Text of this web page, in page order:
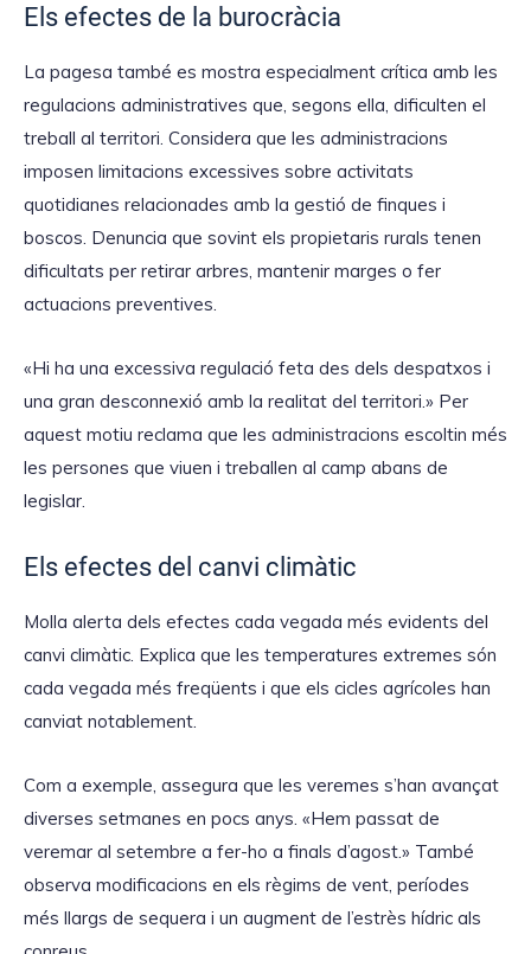
Els efectes de la burocràcia
La pagesa també es mostra especialment crítica amb les
regulacions administratives que, segons ella, dificulten el
treball al territori. Considera que les administracions
imposen limitacions excessives sobre activitats
quotidianes relacionades amb la gestió de finques i
boscos. Denuncia que sovint els propietaris rurals tenen
dificultats per retirar arbres, mantenir marges o fer
actuacions preventives.
«Hi ha una excessiva regulació feta des dels despatxos i
una gran desconnexió amb la realitat del territori.» Per
aquest motiu reclama que les administracions escoltin més
les persones que viuen i treballen al camp abans de
legislar.
Els efectes del canvi climàtic
Molla alerta dels efectes cada vegada més evidents del
canvi climàtic. Explica que les temperatures extremes són
cada vegada més freqüents i que els cicles agrícoles han
canviat notablement.
Com a exemple, assegura que les veremes s’han avançat
diverses setmanes en pocs anys. «Hem passat de
veremar al setembre a fer-ho a finals d’agost.» També
observa modificacions en els règims de vent, períodes
més llargs de sequera i un augment de l’estrès hídric als